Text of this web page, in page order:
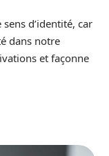
d’identité, car
dans notre
et façonne